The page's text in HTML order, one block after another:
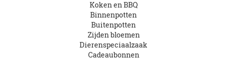
Koken en BBQ
Binnenpotten
Buitenpotten
Zijden bloemen
Dierenspeciaalzaak
Cadeaubonnen